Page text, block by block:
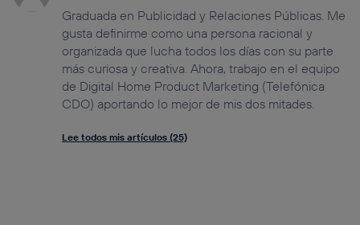
Graduada en Publicidad y Relaciones Públicas. Me
gusta definirme como una persona racional y
organizada que lucha todos los días con su parte
más curiosa y creativa. Ahora, trabajo en el equipo
de Digital Home Product Marketing (Telefónica
CDO) aportando lo mejor de mis dos mitades.
Lee todos mis artículos (25)